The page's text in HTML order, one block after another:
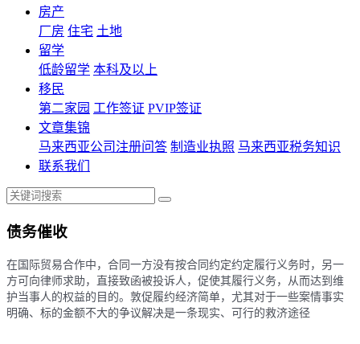
房产
厂房 住宅 土地
留学
低龄留学 本科及以上
移民
第二家园 工作签证 PVIP签证
文章集锦
马来西亚公司注册问答 制造业执照 马来西亚税务知识
联系我们
债务催收
在国际贸易合作中，合同一方没有按合同约定约定履行义务时，另一
方可向律师求助，直接致函被投诉人，促使其履行义务，从而达到维
护当事人的权益的目的。敦促履约经济简单，尤其对于一些案情事实
明确、标的金额不大的争议解决是一条现实、可行的救济途径